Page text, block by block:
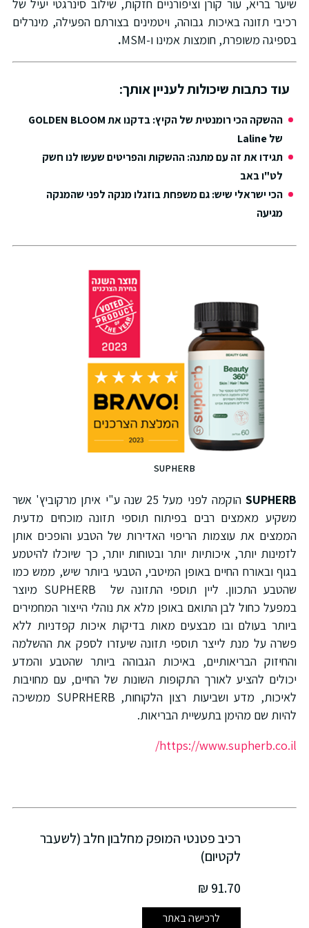
שיער בריא, עור קורן וציפורניים חזקות, שילוב סינרגטי יעיל של
רכיבי תזונה באיכות גבוהה, ויטמינים בצורתם הפעילה, מינרלים
בספיגה משופרת, חומצות אמינו ו-MSM
.
עוד כתבות שיכולות לעניין אותך:
ההשקה הכי רומנטית של הקיץ: בדקנו את GOLDEN BLOOM
של Laline
תגידו את זה עם מתנה: ההשקות והפריטים שעשו לנו חשק
לט"ו באב
הכי ישראלי שיש: גם משפחת בוזגלו מנקה לפני שהמנקה
מגיעה
SUPHERB
SUPHERB
הוקמה לפני מעל 25 שנה ע"י איתן מרקוביץ' אשר
משקיע מאמצים רבים בפיתוח תוספי תזונה מוכחים מדעית
הממצים את עוצמות הריפוי האדירות של הטבע והופכים אותן
לזמינות יותר, איכותיות יותר ובטוחות יותר, כך שיוכלו להיטמע
בגוף ובאורח החיים באופן המיטבי, הטבעי ביותר שיש, ממש כמו
שהטבע התכוון. ליין תוספי התזונה של SUPHERB מיוצר
במפעל כחול לבן התואם באופן מלא את נוהלי הייצור המחמירים
ביותר בעולם ובו מבצעים מאות בדיקות איכות קפדניות ללא
פשרה על מנת לייצר תוספי תזונה שיעזרו לספק את ההשלמה
והחיזוק הבריאותיים, באיכות הגבוהה ביותר שהטבע והמדע
יכולים להציע לאורך התקופות השונות של החיים, עם מחויבות
לאיכות, מדע ושביעות רצון הלקוחות, SUPRHERB ממשיכה
להיות שם מהימן בתעשיית הבריאות.
https://www.supherb.co.il/
רכיב פטנטי המופק מחלבון חלב (לשעבר
לקטיום)
91.70 ₪
לרכישה באתר